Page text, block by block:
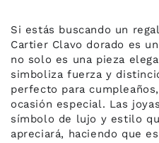
Si estás buscando un
Cartier Clavo dorado es
no solo es una pieza
simboliza fuerza y
perfecto para
ocasión especial. Las
símbolo de lujo y estilo
apreciará, haciendo que